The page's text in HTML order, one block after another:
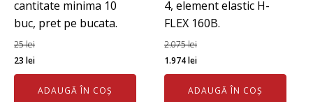
cantitate minima 10
buc, pret pe bucata.
25lei
Prețul
inițial
23 leiPrețul
curent
este:
ADAUGĂ ÎN COȘ
4, element elastic H-
FLEX 160B.
2.075lei
Prețul
inițial
1.974leiPrețul
curent
este:
ADAUGĂ ÎN COȘ